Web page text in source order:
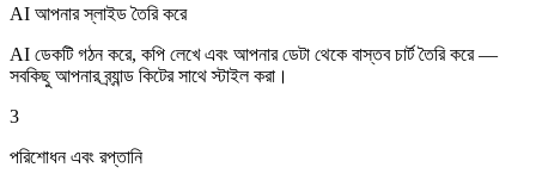
AI আপনার স্লাইড তৈরি করে
AI ডেকটি গঠন করে, কপি লেখে এবং আপনার ডেটা থেকে বাস্তব চার্ট তৈরি করে —
সবকিছু আপনার ব্র্যান্ড কিটের সাথে স্টাইল করা।
3
পরিশোধন এবং রপ্তানি